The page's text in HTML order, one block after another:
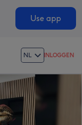
Use app
NL INLOGGEN